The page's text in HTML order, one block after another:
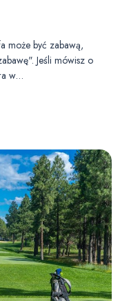
może być zabawą,
Jeśli mówisz o
w…